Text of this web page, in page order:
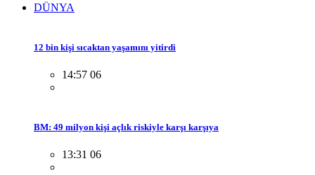
DÜNYA
12 bin kişi sıcaktan yaşamını yitirdi
14:57 06
BM: 49 milyon kişi açlık riskiyle karşı karşıya
13:31 06